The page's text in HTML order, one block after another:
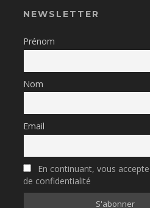
NEWSLETTER
Prénom
Nom
Email
En continuant, vous
de confidentialité